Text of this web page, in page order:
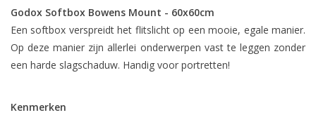
Godox Softbox Bowens Mount - 60x60cm
Een softbox verspreidt het flitslicht op een mooie, egale manier.
Op deze manier zijn allerlei onderwerpen vast te leggen zonder
een harde slagschaduw. Handig voor portretten!
Kenmerken